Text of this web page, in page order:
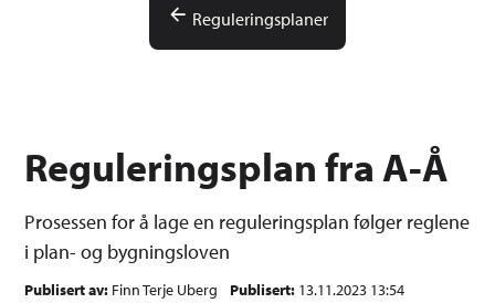
Reguleringsplaner
Reguleringsplan fra A-Å
Prosessen for å lage en reguleringsplan følger reglene
i plan- og bygningsloven
Publisert av Finn Terje Uberg Publisert 13.11.2023 13:54